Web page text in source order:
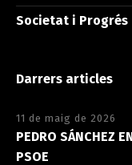
Societat i Progrés
Darrers articles
11 de maig de 2026
PEDRO SÁNCHEZ
PSOE